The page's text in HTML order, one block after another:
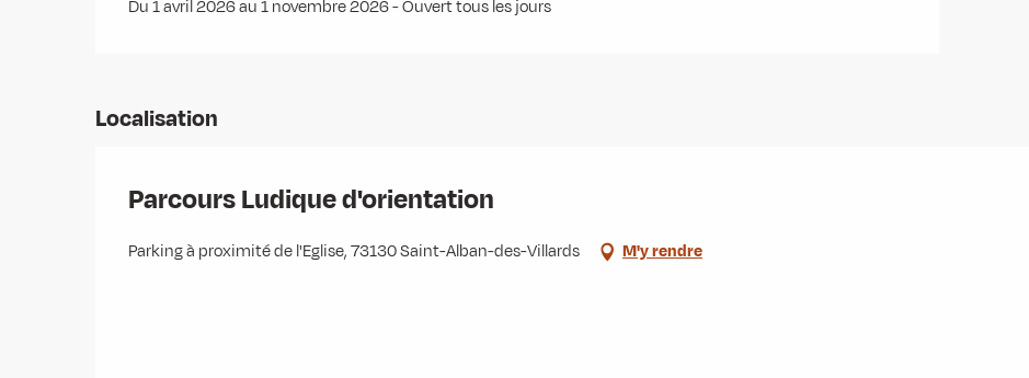
Du 1 avril 2026 au 1 novembre 2026 - Ouvert tous les jours
Localisation
Parcours Ludique d'orientation
Parking à proximité de l'Eglise, 73130 Saint-Alban-des-Villards M'y rendre